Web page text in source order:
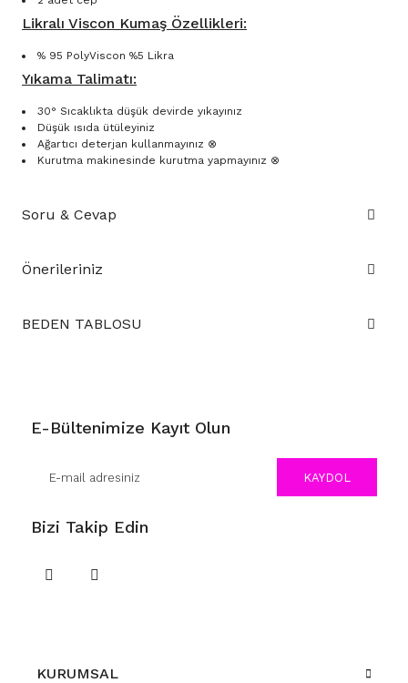
Likralı Viscon Kumaş Özellikleri:
% 95 PolyViscon %5 Likra
Yıkama Talimatı:
30° Sıcaklıkta düşük devirde yıkayınız
Düşük ısıda ütüleyiniz
Ağartıcı deterjan kullanmayınız ⊗
Kurutma makinesinde kurutma yapmayınız ⊗
Soru & Cevap
Önerileriniz
BEDEN TABLOSU
E-Bültenimize Kayıt Olun
KAYDOL
Bizi Takip Edin
KURUMSAL